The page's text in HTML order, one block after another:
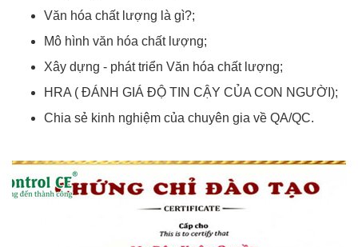
Văn hóa chất lượng là gì?;
Mô hình văn hóa chất lượng;
Xây dựng - phát triển Văn hóa chất lượng;
HRA ( ĐÁNH GIÁ ĐỘ TIN CẬY CỦA CON NGƯỜI);
Chia sẻ kinh nghiệm của chuyên gia về QA/QC.